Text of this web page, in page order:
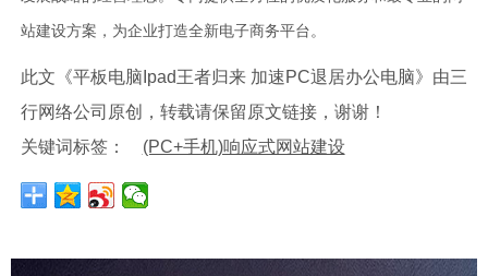
站建设方案，为企业打造全新电子商务平台。
此文《平板电脑Ipad王者归来 加速PC退居办公电脑》由三
行网络公司原创，转载请保留原文链接，谢谢！
关键词标签：
(PC+手机)响应式网站建设